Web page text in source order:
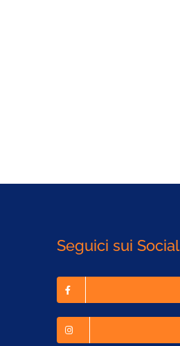
Seguici sui Social